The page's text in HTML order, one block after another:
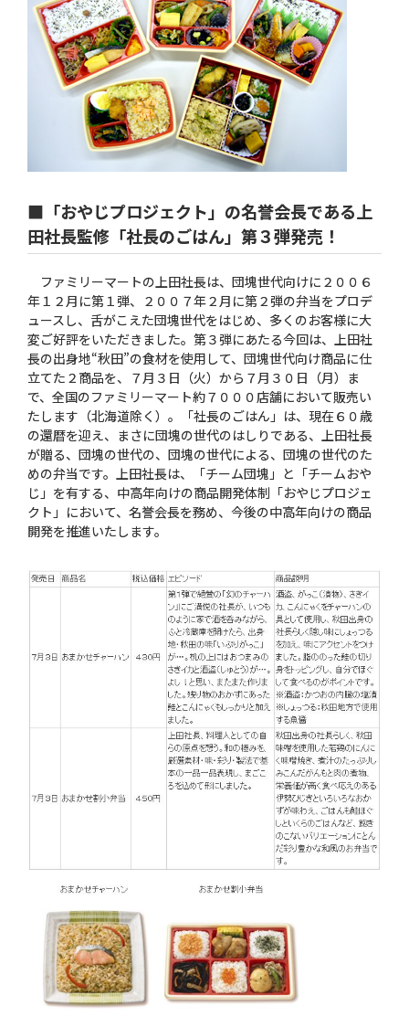
■「おやじプロジェクト」の名誉会長である上
田社長監修「社長のごはん」第３弾発売！
ファミリーマートの上田社長は、団塊世代向けに２００６
年１２月に第１弾、２００７年２月に第２弾の弁当をプロデ
ュースし、舌がこえた団塊世代をはじめ、多くのお客様に大
変ご好評をいただきました。第３弾にあたる今回は、上田社
長の出身地“秋田”の食材を使用して、団塊世代向け商品に仕
立てた２商品を、７月３日（火）から７月３０日（月）ま
で、全国のファミリーマート約７０００店舗において販売い
たします（北海道除く）。「社長のごはん」は、現在６０歳
の還暦を迎え、まさに団塊の世代のはしりである、上田社長
が贈る、団塊の世代の、団塊の世代による、団塊の世代のた
めの弁当です。上田社長は、「チーム団塊」と「チームおや
じ」を有する、中高年向けの商品開発体制「おやじプロジェ
クト」において、名誉会長を務め、今後の中高年向けの商品
開発を推進いたします。